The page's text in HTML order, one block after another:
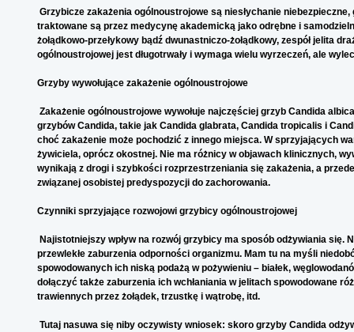
Grzybicze zakażenia ogólnoustrojowe są niesłychanie
traktowane są przez medycynę akademicką jako odrębne i
żołądkowo-przełykowy bądź dwunastniczo-żołądkowy, zespół jelita
ogólnoustrojowej jest długotrwały i wymaga wielu wyrzeczeń, ale
Grzyby wywołujące zakażenie ogólnoustrojowe
Zakażenie ogólnoustrojowe wywołuje najczęściej grzyb Candida
grzybów Candida, takie jak Candida glabrata, Candida tropicalis i
choć zakażenie może pochodzić z innego miejsca. W sprzyjających
żywiciela, oprócz okostnej. Nie ma różnicy w objawach klinicznych,
wynikają z drogi i szybkości rozprzestrzeniania się zakażenia, a
związanej osobistej predyspozycji do zachorowania.
Czynniki sprzyjające rozwojowi grzybicy ogólnoustrojowej
Najistotniejszy wpływ na rozwój grzybicy ma sposób odżywiania się.
przewlekłe zaburzenia odporności organizmu. Mam tu na myśli
spowodowanych ich niską podażą w pożywieniu – białek,
dołączyć także zaburzenia ich wchłaniania w jelitach spowodowane
trawiennych przez żołądek, trzustkę i wątrobę, itd.
Tutaj nasuwa się niby oczywisty wniosek: skoro grzyby Candida